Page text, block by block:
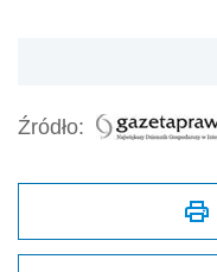
Źródło: